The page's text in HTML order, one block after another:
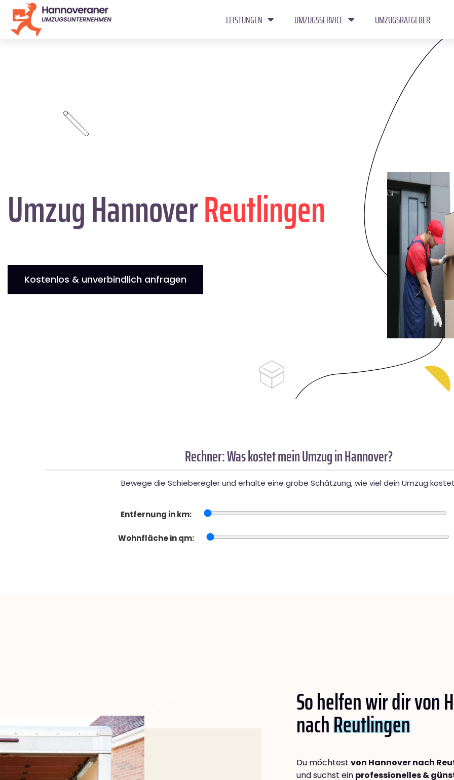
LEISTUNGEN UMZUGSSERVICE UMZUGSRATGEBER
Umzug HannoverReutlingen
Kostenlos & unverbindlich anfragen
Rechner: Was kostet mein Umzug in Hannover?
Bewege die Schieberegler und erhalte eine grobe Schätzung, wie viel dein Umzug
Entfernung in km:
Wohnfläche in qm:
So helfen wir dir von
nachReutlingen
Du möchtest von Hannover nach
und suchst ein professionelles &